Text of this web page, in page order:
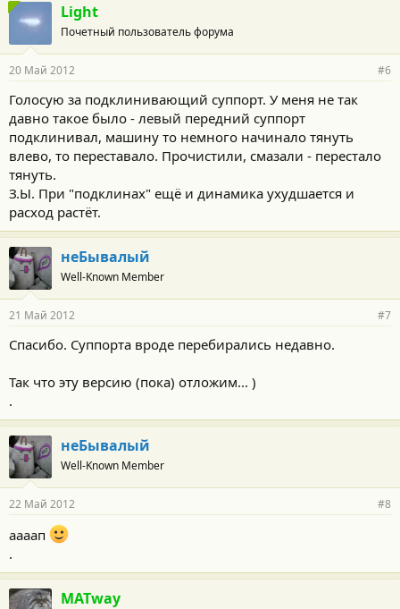
Light
Почетный пользователь форума
20 Май 2012 #6
Голосую за подклинивающий суппорт. У меня не так
давно такое было - левый передний суппорт
подклинивал, машину то немного начинало тянуть
влево, то переставало. Прочистили, смазали - перестало
тянуть.
З.Ы. При "подклинах" ещё и динамика ухудшается и
расход растёт.
неБывалый
Well-Known Member
21 Май 2012 #7
Спасибо. Суппорта вроде перебирались недавно.
Так что эту версию (пока) отложим... )
.
неБывалый
Well-Known Member
22 Май 2012 #8
аааап
.
MATway